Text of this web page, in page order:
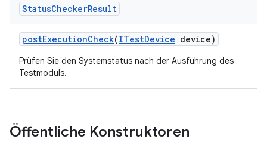
StatusCheckerResult
postExecutionCheck(ITestDevice device)
Prüfen Sie den Systemstatus nach der Ausführung des
Testmoduls.
Öffentliche Konstruktoren